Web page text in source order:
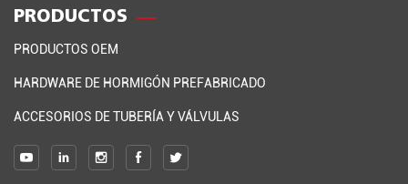
PRODUCTOS
PRODUCTOS OEM
HARDWARE DE HORMIGÓN PREFABRICADO
ACCESORIOS DE TUBERÍA Y VÁLVULAS